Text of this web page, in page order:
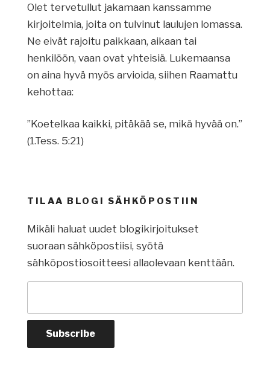
Olet tervetullut jakamaan kanssamme
kirjoitelmia, joita on tulvinut laulujen lomassa.
Ne eivät rajoitu paikkaan, aikaan tai
henkilöön, vaan ovat yhteisiä. Lukemaansa
on aina hyvä myös arvioida, siihen Raamattu
kehottaa:
”Koetelkaa kaikki, pitäkää se, mikä hyvää on.”
(1.Tess. 5:21)
TILAA BLOGI SÄHKÖPOSTIIN
Mikäli haluat uudet blogikirjoitukset
suoraan sähköpostiisi, syötä
sähköpostiosoitteesi allaolevaan kenttään.